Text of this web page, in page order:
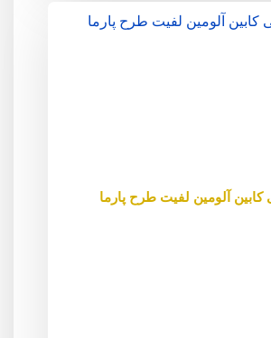
آلومین لفیت طرح پارما